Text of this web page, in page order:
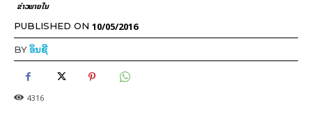
ຂ່າວພາຍ​ໃນ
PUBLISHED ON 10/05/2016
BYອິນຊີ
4316